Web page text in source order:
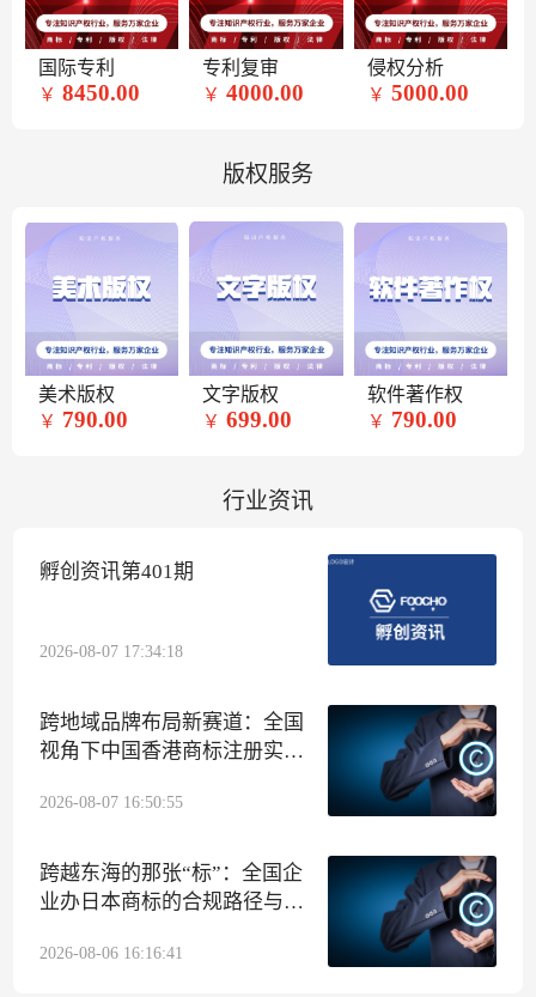
国际专利
￥ 8450.00
专利复审
￥ 4000.00
侵权分析
￥ 5000.00
版权服务
美术版权
￥ 790.00
文字版权
￥ 699.00
软件著作权
￥ 790.00
行业资讯
孵创资讯第401期
2026-08-07 17:34:18
跨地域品牌布局新赛道：全国
视角下中国香港商标注册实操
2026-08-07 16:50:55
跨越东海的那张“标”：全国企
业办日本商标的合规路径与孵
2026-08-06 16:16:41